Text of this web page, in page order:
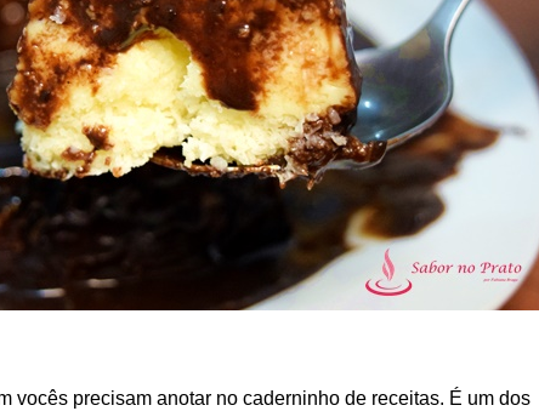
vocês precisam anotar no caderninho de receitas. É um dos